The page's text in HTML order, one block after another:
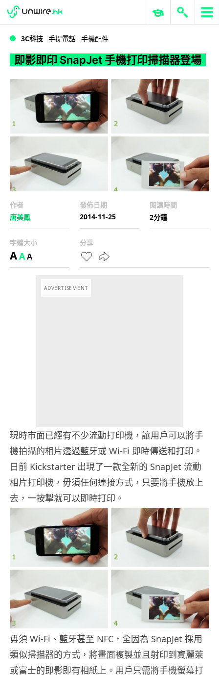
即影即印 SnapJet 手機打印掃描器登場
WWDC 2026 ERP 與商業 AI
3C科技 手提電話 手機配件
即影即印 SnapJet 手機打印掃描器登場
作者
唐美鳳
發佈日期
2014-11-25
閱讀時間
2分鐘
字體大小
AAA
分享
ADVERTISEMENT
現時市面已經有不少流動打印機，讓用戶可以將手
機拍攝的相片透過藍牙或 Wi-Fi 即時傳送和打印。
日前 Kickstarter 出現了一款全新的 SnapJet 流動
相片打印機，毋須任何連接方式，只要將手機放上
去，一按掣就可以即時打印。
毋須 Wi-Fi、藍牙甚至 NFC，全因為 SnapJet 採用
類似掃描器的方式，將畫面複製並且射印到寶麗萊
或富士的即影即有相紙上。用戶只需將手機螢幕打